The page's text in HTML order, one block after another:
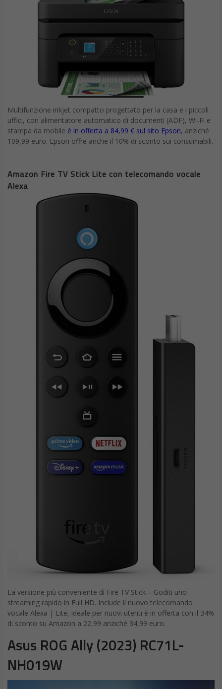
Multifunzione inkjet compatto progettato per la casa e i piccoli
uffici, con alimentatore automatico di documenti (ADF), Wi-Fi e
stampa da mobile è in offerta a 84,99 € sul sito Epson, anziché
109,99 euro. Epson offre anche il 10% di sconto sui consumabili.
Amazon Fire TV Stick Lite con telecomando vocale
Alexa
La versione più conveniente di Fire TV Stick – Goditi uno
streaming rapido in Full HD. Include il nuovo telecomando
vocale Alexa | Lite, ideale per nuovi utenti è in offerta con il 34%
di sconto su Amazon a 22,99 anziché 34,99 euro.
Asus ROG Ally (2023) RC71L-
NH019W